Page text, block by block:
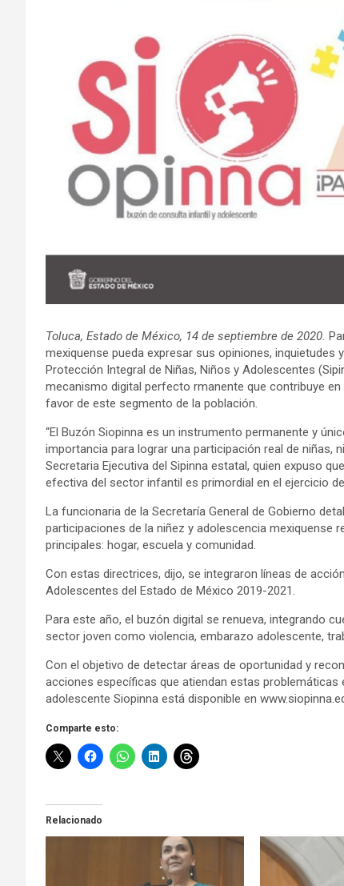
Toluca, Estado de México, 14 de septiembre de 2020.
mexiquense pueda expresar sus opiniones,
Protección Integral de Niñas, Niños y Adolescentes
mecanismo digital perfecto rmanente que contribuye
favor de este segmento de la población.
“El Buzón Siopinna es un instrumento permanente y
importancia para lograr una participación real de niñas,
Secretaria Ejecutiva del Sipinna estatal, quien expuso
efectiva del sector infantil es primordial en el ejercicio
La funcionaria de la Secretaría General de Gobierno
participaciones de la niñez y adolescencia
principales: hogar, escuela y comunidad.
Con estas directrices, dijo, se integraron líneas de
Adolescentes del Estado de México 2019-2021.
Para este año, el buzón digital se renueva, integrando
sector joven como violencia, embarazo adolescente,
Con el objetivo de detectar áreas de oportunidad y
acciones específicas que atiendan estas
adolescente Siopinna está disponible en
Comparte esto:
Relacionado